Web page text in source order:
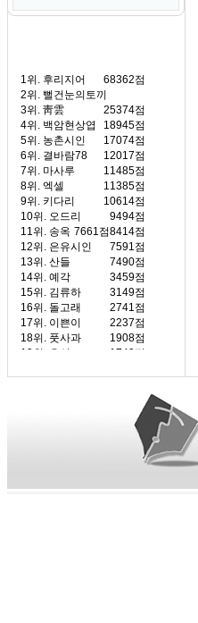
1위. 후리지어
68362점
2위. 뻘건눈의토끼
25374점
3위. 靑雲
18945점
4위. 백암현상엽
17074점
5위. 농촌시인
12017점
6위. 결바람78
11485점
7위. 마사루
11385점
8위. 엑셀
10614점
9위. 키다리
9494점
10위. 오드리
8414점
11위. 송옥 7661점
12위. 은유시인
7591점
13위. 산들
7490점
14위. 예각
3459점
15위. 김류하
3149점
16위. 돌고래
2741점
17위. 이쁜이
2237점
18위. 풋사과
1908점
19위.
유성
1740점